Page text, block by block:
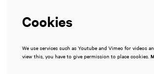
Cookies
We use services such as Youtube and Vimeo for videos
view this, you have to give permission to place cookies.